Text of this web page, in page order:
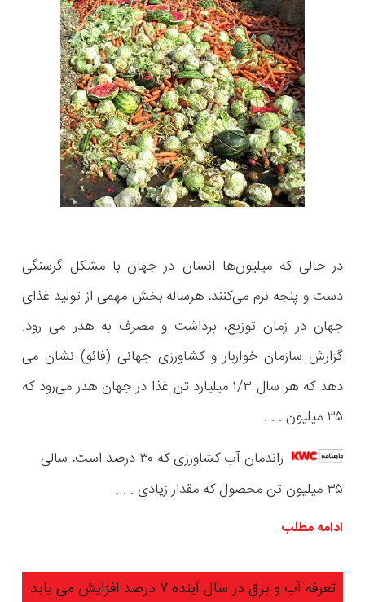
در حالی که میلیون‌ها انسان در جهان با مشکل گرسنگی
دست و پنجه نرم می‌کنند، هرساله بخش مهمی از تولید غذای
جهان در زمان توزیع، برداشت و مصرف به هدر می رود.
گزارش سازمان خواربار و کشاورزی جهانی (فائو) نشان می
دهد که هر سال ۱/۳ میلیارد تن غذا در جهان هدر می‌رود که
۳۵ میلیون . . .
راندمان آب کشاورزی که ۳۰ درصد است، سالی
۳۵ میلیون تن محصول که مقدار زیادی . . .
ادامه مطلب
تعرفه آب و برق در سال آینده ۷ درصد افزایش می یابد